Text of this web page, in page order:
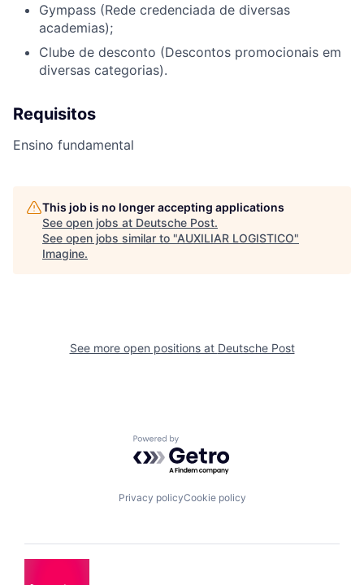
Gympass (Rede credenciada de diversas
academias);
Clube de desconto (Descontos promocionais em
diversas categorias).
Requisitos
Ensino fundamental
This job is no longer accepting applications
See open jobs at Deutsche Post.
See open jobs similar to "AUXILIAR LOGISTICO"
Imagine.
See more open positions at Deutsche Post
Powered by Getro.com
Privacy policyCookie policy